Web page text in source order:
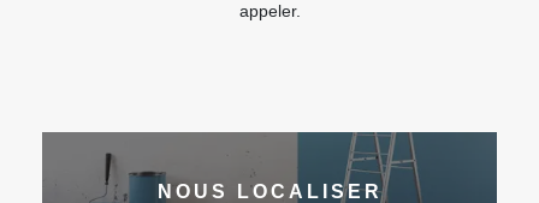
appeler.
NOUS LOCALISER